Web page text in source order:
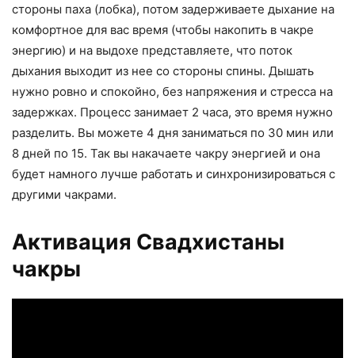
стороны паха (лобка), потом задерживаете дыхание на
комфортное для вас время (чтобы накопить в чакре
энергию) и на выдохе представляете, что поток
дыхания выходит из нее со стороны спины. Дышать
нужно ровно и спокойно, без напряжения и стресса на
задержках. Процесс занимает 2 часа, это время нужно
разделить. Вы можете 4 дня заниматься по 30 мин или
8 дней по 15. Так вы накачаете чакру энергией и она
будет намного лучше работать и синхронизироваться с
другими чакрами.
Активация Свадхистаны
чакры